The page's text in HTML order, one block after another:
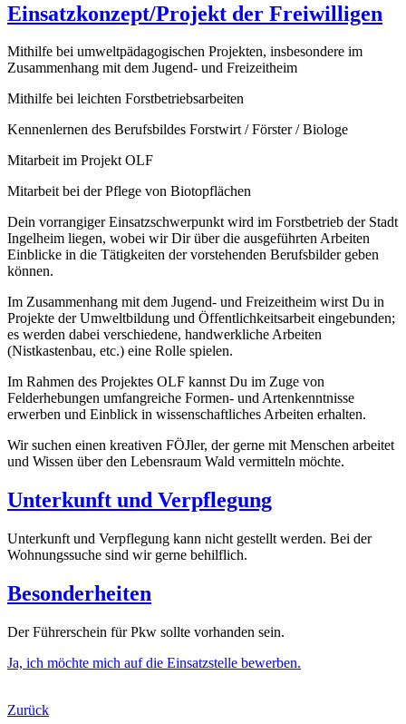
Einsatzkonzept/Projekt der Freiwilligen
Mithilfe bei umweltpädagogischen Projekten, insbesondere im
Zusammenhang mit dem Jugend- und Freizeitheim
Mithilfe bei leichten Forstbetriebsarbeiten
Kennenlernen des Berufsbildes Forstwirt / Förster / Biologe
Mitarbeit im Projekt OLF
Mitarbeit bei der Pflege von Biotopflächen
Dein vorrangiger Einsatzschwerpunkt wird im Forstbetrieb der Stadt
Ingelheim liegen, wobei wir Dir über die ausgeführten Arbeiten
Einblicke in die Tätigkeiten der vorstehenden Berufsbilder geben
können.
Im Zusammenhang mit dem Jugend- und Freizeitheim wirst Du in
Projekte der Umweltbildung und Öffentlichkeitsarbeit eingebunden;
es werden dabei verschiedene, handwerkliche Arbeiten
(Nistkastenbau, etc.) eine Rolle spielen.
Im Rahmen des Projektes OLF kannst Du im Zuge von
Felderhebungen umfangreiche Formen- und Artenkenntnisse
erwerben und Einblick in wissenschaftliches Arbeiten erhalten.
Wir suchen einen kreativen FÖJler, der gerne mit Menschen arbeitet
und Wissen über den Lebensraum Wald vermitteln möchte.
Unterkunft und Verpflegung
Unterkunft und Verpflegung kann nicht gestellt werden. Bei der
Wohnungssuche sind wir gerne behilflich.
Besonderheiten
Der Führerschein für Pkw sollte vorhanden sein.
Ja, ich möchte mich auf die Einsatzstelle bewerben.
Zurück